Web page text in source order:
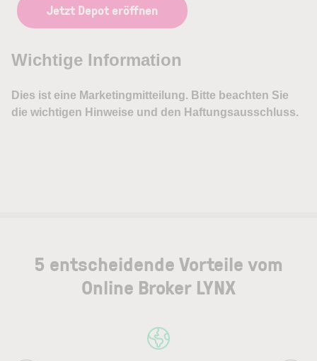
Jetzt Depot eröffnen
5 entscheidende Vorteile vom
Online Broker LYNX